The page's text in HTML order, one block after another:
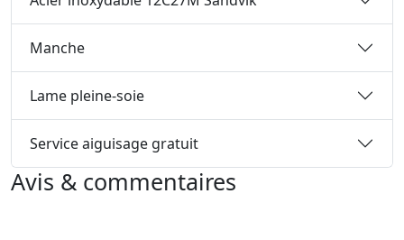
Manche
Lame pleine-soie
Service aiguisage gratuit
Avis & commentaires